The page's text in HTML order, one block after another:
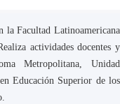
la Facultad Latinoamericana
actividades docentes y
Metropolitana, Unidad
Educación Superior de los